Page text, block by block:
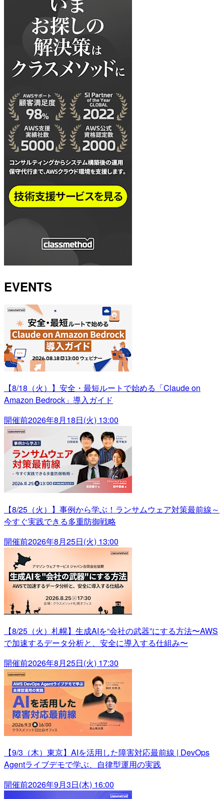
EVENTS
【8/18（火）】安全・最短ルートで始める「Claude on
Amazon Bedrock」導入ガイド
開催前2026年8月18日(火) 13:00
【8/25（火）】事例から学ぶ！ランサムウェア対策最前線～
今すぐ実践できる多重防御戦略
開催前2026年8月25日(火) 13:00
【8/25（火）札幌】生成AIを“会社の武器”にする方法〜AWS
で加速するデータ分析と、安全に導入する仕組み〜
開催前2026年8月25日(火) 17:30
【9/3（木）東京】AIを活用した障害対応最前線 | DevOps
Agentライブデモで学ぶ、自律型運用の実践
開催前2026年9月3日(木) 16:00